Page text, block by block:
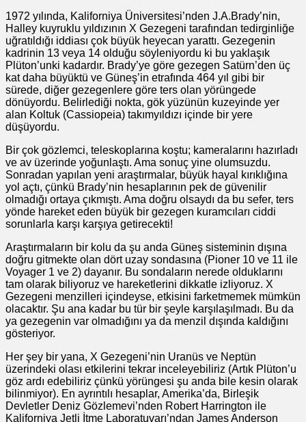
1972 yılında, Kaliforniya Üniversitesi’nden J.A.Brady’nin,
Halley kuyruklu yıldızının X Gezegeni tarafından tedirginliğe
uğratıldığı iddiası çok büyük heyecan yarattı. Gezegenin
kadrinin 13 veya 14 olduğu söyleniyordu ki bu yaklaşık
Plüton’unki kadardır. Brady’ye göre gezegen Satürn’den üç
kat daha büyüktü ve Güneş’in etrafında 464 yıl gibi bir
sürede, diğer gezegenlere göre ters olan yörüngede
dönüyordu. Belirlediği nokta, gök yüzünün kuzeyinde yer
alan Koltuk (Cassiopeia) takımyıldızı içinde bir yere
düşüyordu.
Bir çok gözlemci, teleskoplarına koştu; kameralarını hazırladı
ve av üzerinde yoğunlaştı. Ama sonuç yine olumsuzdu.
Sonradan yapılan yeni araştırmalar, büyük hayal kırıklığına
yol açtı, çünkü Brady’nin hesaplarının pek de güvenilir
olmadığı ortaya çıkmıştı. Ama doğru olsaydı da bu sefer, ters
yönde hareket eden büyük bir gezegen kuramcıları ciddi
sorunlarla karşı karşıya getirecekti!
Araştırmaların bir kolu da şu anda Güneş sisteminin dışına
doğru gitmekte olan dört uzay sondasına (Pioner 10 ve 11 ile
Voyager 1 ve 2) dayanır. Bu sondaların nerede olduklarını
tam olarak biliyoruz ve hareketlerini dikkatle izliyoruz. X
Gezegeni menzilleri içindeyse, etkisini farketmemek mümkün
olacaktır. Şu ana kadar bu tür bir şeyle karşılaşılmadı. Bu da
ya gezegenin var olmadığını ya da menzil dışında kaldığını
gösteriyor.
Her şey bir yana, X Gezegeni’nin Uranüs ve Neptün
üzerindeki olası etkilerini tekrar inceleyebiliriz (Artık Plüton’u
göz ardı edebiliriz çünkü yörüngesi şu anda bile kesin olarak
bilinmiyor). En ayrıntılı hesaplar, Amerika’da, Birleşik
Devletler Deniz Gözlemevi’nden Robert Harrington ile
Kaliforniya Jetli İtme Laboratuvarı’ndan James Anderson